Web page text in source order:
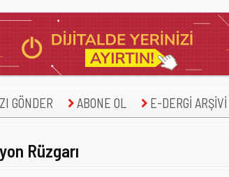
GÖNDER ABONE OL E-DERGİ ARŞİVİ
Rüzgarı